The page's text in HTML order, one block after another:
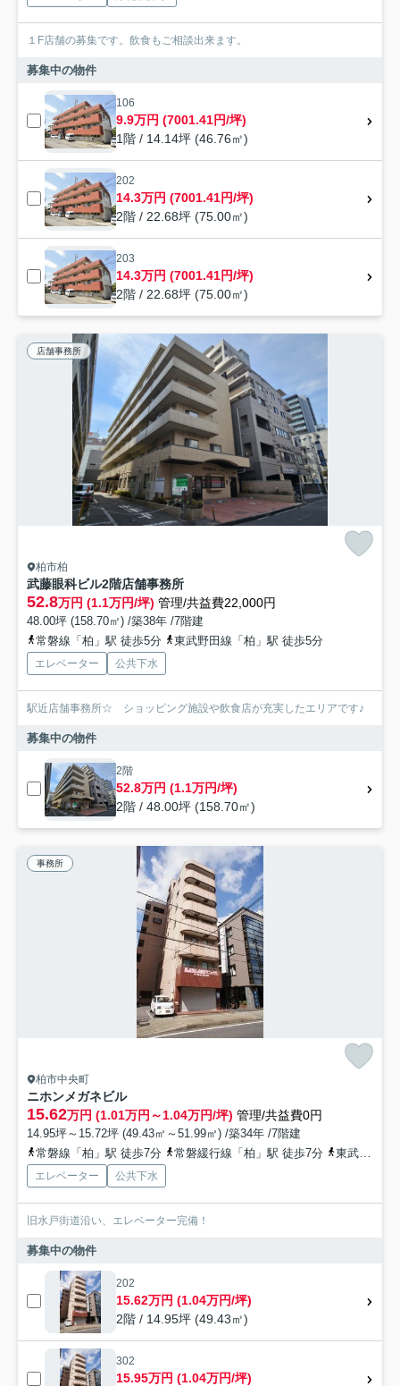
１F店舗の募集です。飲食もご相談出来ます。
募集中の物件
106
9.9万円 (7001.41円/坪)
1階 / 14.14坪 (46.76㎡)
202
14.3万円 (7001.41円/坪)
2階 / 22.68坪 (75.00㎡)
203
14.3万円 (7001.41円/坪)
2階 / 22.68坪 (75.00㎡)
店舗事務所
柏市柏
武藤眼科ビル2階店舗事務所
52.8万円 (1.1万円/坪) 管理/共益費22,000円
48.00坪 (158.70㎡) /築38年 /7階建
常磐線「柏」駅 徒歩5分
東武野田線「柏」駅 徒歩5分
エレベーター 公共下水
駅近店舗事務所☆ ショッピング施設や飲食店が充実したエリアです♪
募集中の物件
2階
52.8万円 (1.1万円/坪)
2階 / 48.00坪 (158.70㎡)
事務所
柏市中央町
ニホンメガネビル
15.62万円 (1.01万円～1.04万円/坪) 管理/共益費0円
14.95坪～15.72坪 (49.43㎡～51.99㎡) /築34年 /7階建
常磐線「柏」駅 徒歩7分
常磐緩行線「柏」駅 徒歩7分 東武野田線「柏」駅 徒歩7分
エレベーター 公共下水
旧水戸街道沿い、エレベーター完備！
募集中の物件
202
15.62万円 (1.04万円/坪)
2階 / 14.95坪 (49.43㎡)
302
15.95万円 (1.04万円/坪)